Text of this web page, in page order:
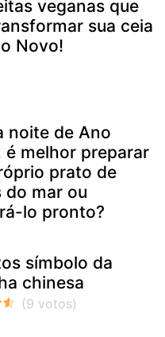
veganas que
sua ceia
Novo!
noite de Ano
é melhor preparar
prato de
do mar ou
lo pronto?
símbolo da
chinesa